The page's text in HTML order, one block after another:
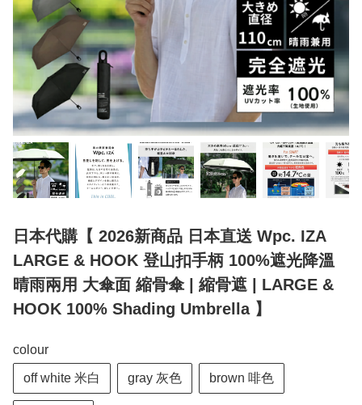
日本代購【 2026新商品 日本直送 Wpc. IZA
LARGE & HOOK 登山扣手柄 100%遮光降溫
晴雨兩用 大傘面 縮骨傘 | 縮骨遮 | LARGE &
HOOK 100% Shading Umbrella 】
colour
off white 米白 gray 灰色 brown 啡色